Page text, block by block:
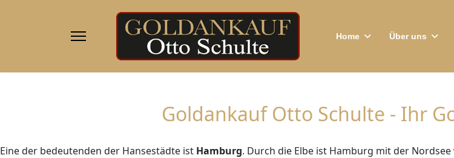
Home Über uns
Goldankauf Otto Schulte - Ihr
Eine der bedeutenden der Hansestädte ist Hamburg. Durch die Elbe ist Hamburg mit der